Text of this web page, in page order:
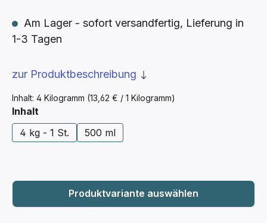
Inhalt: 4 Kilogramm (13,62 € / 1 Kilogramm)
Am Lager - sofort versandfertig, Lieferung in
1-3 Tagen
zur Produktbeschreibung
Inhalt
4 kg - 1 St.
500 ml